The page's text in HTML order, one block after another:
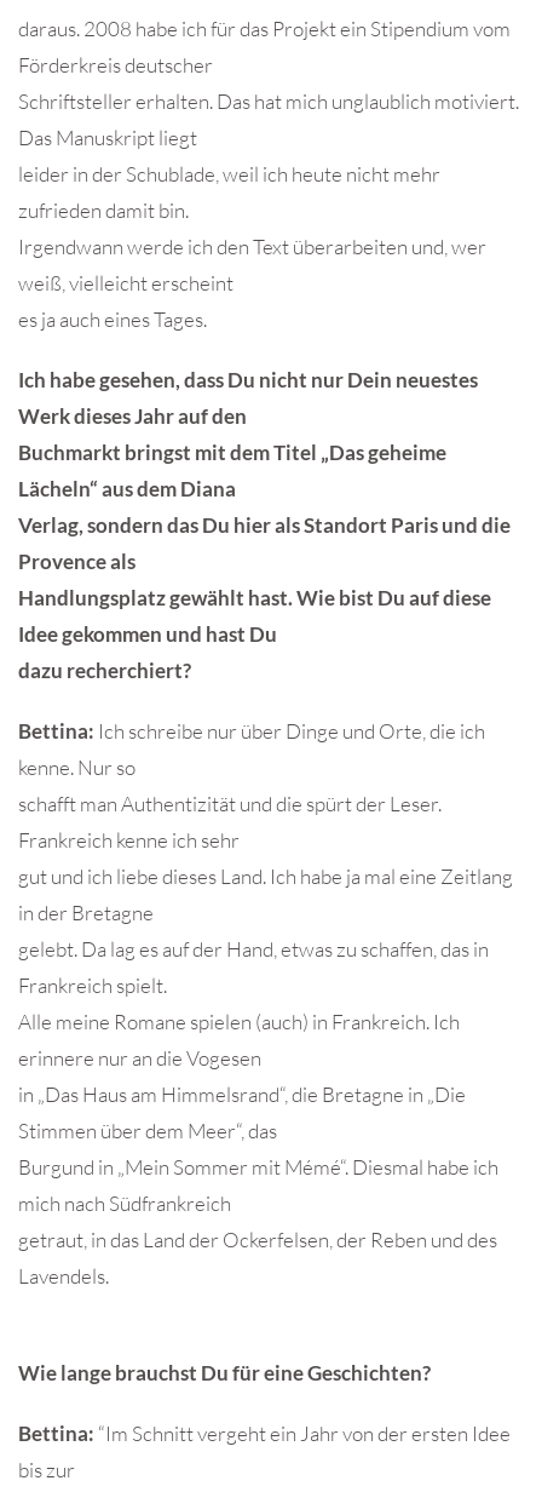
daraus. 2008 habe ich für das Projekt ein Stipendium vom
Förderkreis deutscher
Schriftsteller erhalten. Das hat mich unglaublich motiviert.
Das Manuskript liegt
leider in der Schublade, weil ich heute nicht mehr
zufrieden damit bin.
Irgendwann werde ich den Text überarbeiten und, wer
weiß, vielleicht erscheint
es ja auch eines Tages.
Ich habe gesehen, dass Du nicht nur Dein neuestes
Werk dieses Jahr auf den
Buchmarkt bringst mit dem Titel „Das geheime
Lächeln“ aus dem Diana
Verlag, sondern das Du hier als Standort Paris und die
Provence als
Handlungsplatz gewählt hast. Wie bist Du auf diese
Idee gekommen und hast Du
dazu recherchiert?
Bettina: Ich schreibe nur über Dinge und Orte, die ich
kenne. Nur so
schafft man Authentizität und die spürt der Leser.
Frankreich kenne ich sehr
gut und ich liebe dieses Land. Ich habe ja mal eine Zeitlang
in der Bretagne
gelebt. Da lag es auf der Hand, etwas zu schaffen, das in
Frankreich spielt.
Alle meine Romane spielen (auch) in Frankreich. Ich
erinnere nur an die Vogesen
in „Das Haus am Himmelsrand“, die Bretagne in „Die
Stimmen über dem Meer“, das
Burgund in „Mein Sommer mit Mémé“. Diesmal habe ich
mich nach Südfrankreich
getraut, in das Land der Ockerfelsen, der Reben und des
Lavendels.
Wie lange brauchst Du für eine Geschichten?
Bettina: “Im Schnitt vergeht ein Jahr von der ersten Idee
bis zur